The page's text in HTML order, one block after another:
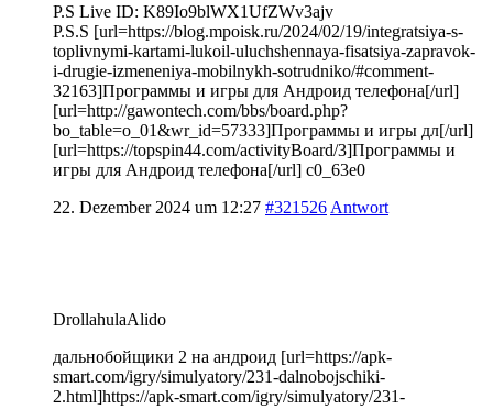
P.S Live ID: K89Io9blWX1UfZWv3ajv
P.S.S [url=https://blog.mpoisk.ru/2024/02/19/integratsiya-s-
toplivnymi-kartami-lukoil-uluchshennaya-fisatsiya-zapravok-
i-drugie-izmeneniya-mobilnykh-sotrudniko/#comment-
32163]Программы и игры для Андроид телефона[/url]
[url=http://gawontech.com/bbs/board.php?
bo_table=o_01&wr_id=57333]Программы и игры дл[/url]
[url=https://topspin44.com/activityBoard/3]Программы и
игры для Андроид телефона[/url] c0_63e0
22. Dezember 2024 um 12:27 #321526 Antwort
DrollahulaAlido
дальнобойщики 2 на андроид [url=https://apk-
smart.com/igry/simulyatory/231-dalnobojschiki-
2.html]https://apk-smart.com/igry/simulyatory/231-